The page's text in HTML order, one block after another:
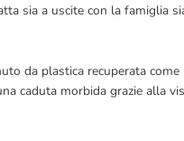
sia a uscite con la famiglia
da plastica recuperata
caduta morbida grazie alla